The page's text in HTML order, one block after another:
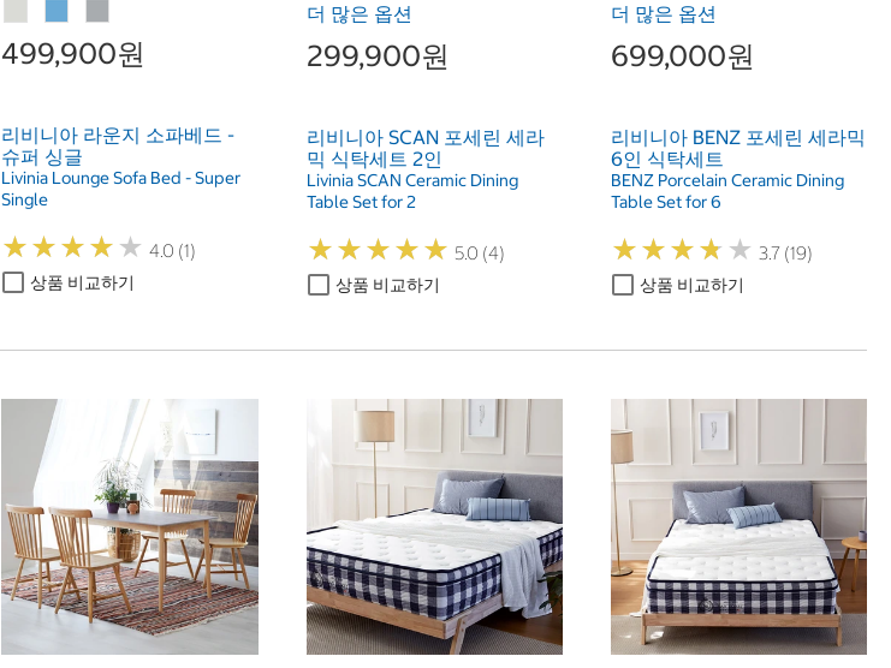
499,900원
리비니아 라운지 소파베드 -
슈퍼 싱글
Livinia Lounge Sofa Bed - Super
Single
★★★★ ★
★★★★ ★ 4.0 (1)
상품 비교하기
더 많은 옵션
299,900원
리비니아 SCAN 포세린 세라
믹 식탁세트 2인
Livinia SCAN Ceramic Dining
Table Set for 2
★★★★★
★★★★★ 5.0 (4)
상품 비교하기
더 많은 옵션
699,000원
리비니아 BENZ 포세린 세라믹
6인 식탁세트
BENZ Porcelain Ceramic Dining
Table Set for 6
★★★★ ★
★★★★ ★ 3.7 (19)
상품 비교하기